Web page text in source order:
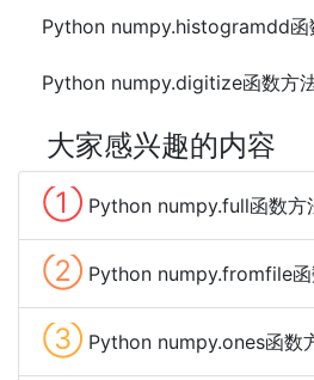
Python numpy.histogramdd函
Python numpy.digitize函数方
大家感兴趣的内容
① Python numpy.full函数方
② Python numpy.fromfile函
③ Python numpy.ones函数